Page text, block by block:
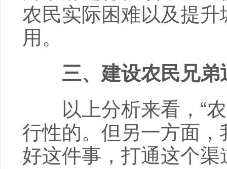
农民实际困难以及提
用。
三、建设农民兄
以上分析来看，“农
行性的。但另一方面
好这件事，打通这个